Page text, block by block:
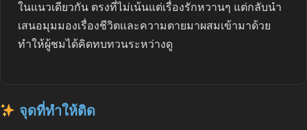
ในแนวเดียวกัน ตรงที่ไม่เน้นแต่เรื่องรักหวานๆ แต่กลับนำ
เสนอมุมมองเรื่องชีวิตและความตายมาผสมเข้ามาด้วย
ทำให้ผู้ชมได้คิดทบทวนระหว่างดู
จุดที่ทำให้ติด